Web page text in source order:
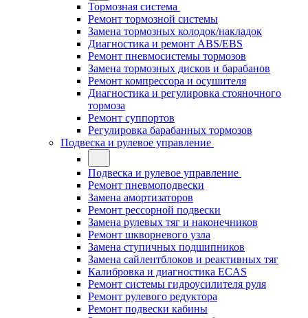
Тормозная система
Ремонт тормозной системы
Замена тормозных колодок/накладок
Диагностика и ремонт ABS/EBS
Ремонт пневмосистемы тормозов
Замена тормозных дисков и барабанов
Ремонт компрессора и осушителя
Диагностика и регулировка стояночного
тормоза
Ремонт суппортов
Регулировка барабанных тормозов
Подвеска и рулевое управление
Подвеска и рулевое управление
Ремонт пневмоподвески
Замена амортизаторов
Ремонт рессорной подвески
Замена рулевых тяг и наконечников
Ремонт шкворневого узла
Замена ступичных подшипников
Замена сайлентблоков и реактивных тяг
Калибровка и диагностика ECAS
Ремонт системы гидроусилителя руля
Ремонт рулевого редуктора
Ремонт подвески кабины